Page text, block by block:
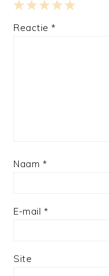
4
3
2
1
Reactie*
Naam *
E-mail *
Site